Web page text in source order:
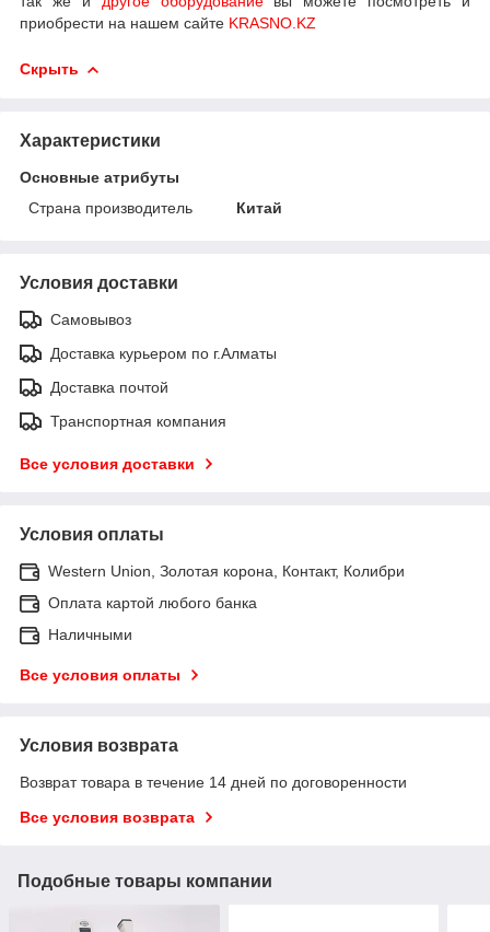
приобрести на нашем сайте KRASNO.KZ
Скрыть
Характеристики
Основные атрибуты
Страна производитель
Китай
Условия доставки
Самовывоз
Доставка курьером по г.Алматы
Доставка почтой
Транспортная компания
Все условия доставки
Условия оплаты
Western Union, Золотая корона, Контакт, Колибри
Оплата картой любого банка
Наличными
Все условия оплаты
Условия возврата
Возврат товара в течение 14 дней по договоренности
Все условия возврата
Подобные товары компании